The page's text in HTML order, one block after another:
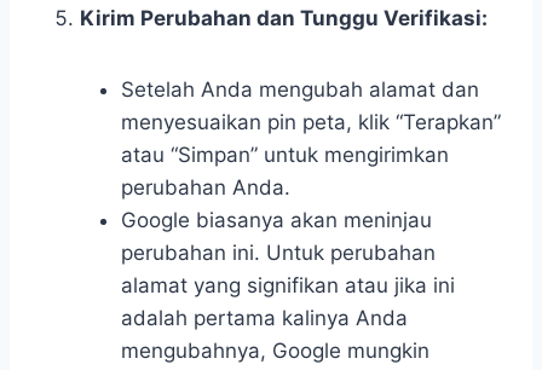
Kirim Perubahan dan Tunggu Verifikasi:
Setelah Anda mengubah alamat dan
menyesuaikan pin peta, klik “Terapkan”
atau “Simpan” untuk mengirimkan
perubahan Anda.
Google biasanya akan meninjau
perubahan ini. Untuk perubahan
alamat yang signifikan atau jika ini
adalah pertama kalinya Anda
mengubahnya, Google mungkin